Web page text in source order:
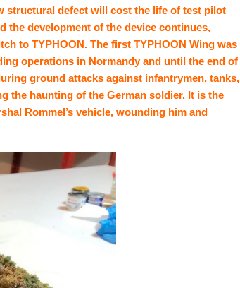
structural defect will cost the life of test pilot
the development of the device continues,
to TYPHOON. The first TYPHOON Wing was
operations in Normandy and until the end of
ground attacks against infantrymen, tanks,
the haunting of the German soldier. It is the
Rommel’s vehicle, wounding him and